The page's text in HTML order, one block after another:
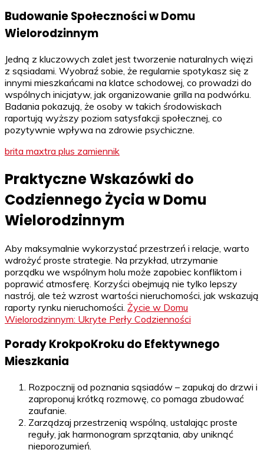
Budowanie Społeczności w Domu
Wielorodzinnym
Jedną z kluczowych zalet jest tworzenie naturalnych więzi
z sąsiadami. Wyobraź sobie, że regularnie spotykasz się z
innymi mieszkańcami na klatce schodowej, co prowadzi do
wspólnych inicjatyw, jak organizowanie grilla na podwórku.
Badania pokazują, że osoby w takich środowiskach
raportują wyższy poziom satysfakcji społecznej, co
pozytywnie wpływa na zdrowie psychiczne.
brita maxtra plus zamiennik
Praktyczne Wskazówki do
Codziennego Życia w Domu
Wielorodzinnym
Aby maksymalnie wykorzystać przestrzeń i relacje, warto
wdrożyć proste strategie. Na przykład, utrzymanie
porządku we wspólnym holu może zapobiec konfliktom i
poprawić atmosferę. Korzyści obejmują nie tylko lepszy
nastrój, ale też wzrost wartości nieruchomości, jak wskazują
raporty rynku nieruchomości. Życie w Domu
Wielorodzinnym: Ukryte Perły Codzienności
Porady KrokpoKroku do Efektywnego
Mieszkania
Rozpocznij od poznania sąsiadów – zapukaj do drzwi i
zaproponuj krótką rozmowę, co pomaga zbudować
zaufanie.
Zarządzaj przestrzenią wspólną, ustalając proste
reguły, jak harmonogram sprzątania, aby uniknąć
nieporozumień.